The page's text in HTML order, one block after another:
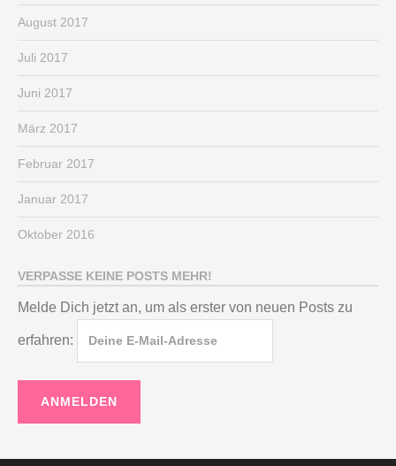
August 2017
Juli 2017
Juni 2017
März 2017
Februar 2017
Januar 2017
Oktober 2016
VERPASSE KEINE POSTS MEHR!
Melde Dich jetzt an, um als erster von neuen Posts zu
erfahren: